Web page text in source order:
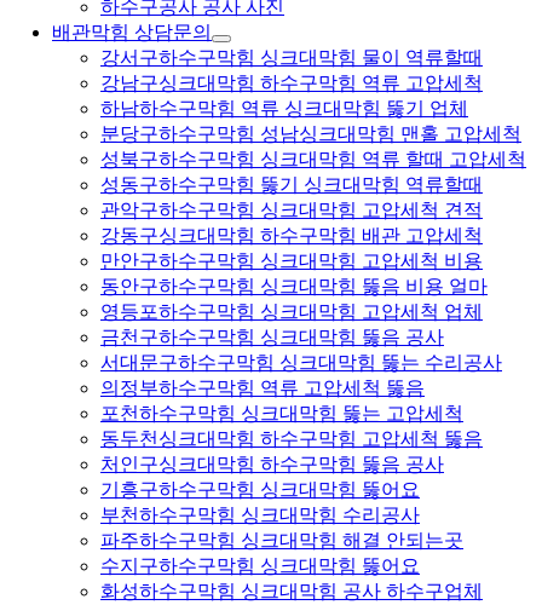
하수구공사 공사 사진
배관막힘 상담문의
강서구하수구막힘 싱크대막힘 물이 역류할때
강남구싱크대막힘 하수구막힘 역류 고압세척
하남하수구막힘 역류 싱크대막힘 뚫기 업체
분당구하수구막힘 성남싱크대막힘 맨홀 고압세척
성북구하수구막힘 싱크대막힘 역류 할때 고압세척
성동구하수구막힘 뚫기 싱크대막힘 역류할때
관악구하수구막힘 싱크대막힘 고압세척 견적
강동구싱크대막힘 하수구막힘 배관 고압세척
만안구하수구막힘 싱크대막힘 고압세척 비용
동안구하수구막힘 싱크대막힘 뚫음 비용 얼마
영등포하수구막힘 싱크대막힘 고압세척 업체
금천구하수구막힘 싱크대막힘 뚫음 공사
서대문구하수구막힘 싱크대막힘 뚫는 수리공사
의정부하수구막힘 역류 고압세척 뚫음
포천하수구막힘 싱크대막힘 뚫는 고압세척
동두천싱크대막힘 하수구막힘 고압세척 뚫음
처인구싱크대막힘 하수구막힘 뚫음 공사
기흥구하수구막힘 싱크대막힘 뚫어요
부천하수구막힘 싱크대막힘 수리공사
파주하수구막힘 싱크대막힘 해결 안되는곳
수지구하수구막힘 싱크대막힘 뚫어요
화성하수구막힘 싱크대막힘 공사 하수구업체